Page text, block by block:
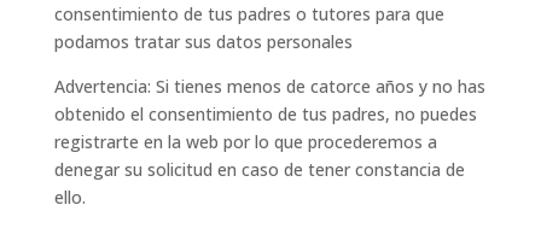
consentimiento de tus padres o tutores para que
podamos tratar sus datos personales
Advertencia: Si tienes menos de catorce años y no has
obtenido el consentimiento de tus padres, no puedes
registrarte en la web por lo que procederemos a
denegar su solicitud en caso de tener constancia de
ello.